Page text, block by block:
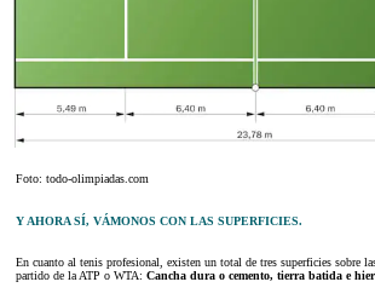
Foto: todo-olimpiadas.com
Y AHORA SÍ, VÁMONOS CON LAS SUPERFICIES.
En cuanto al tenis profesional, existen un total de tres superficies sobre
partido de la ATP o WTA: Cancha dura o cemento, tierra batida e